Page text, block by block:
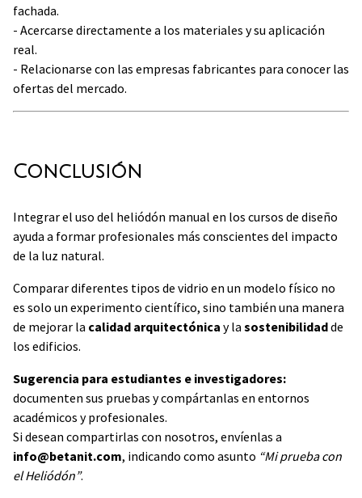
fachada.
- Acercarse directamente a los materiales y su aplicación
real.
- Relacionarse con las empresas fabricantes para conocer las
ofertas del mercado.
Conclusión
Integrar el uso del heliódón manual en los cursos de diseño
ayuda a formar profesionales más conscientes del impacto
de la luz natural.
Comparar diferentes tipos de vidrio en un modelo físico no
es solo un experimento científico, sino también una manera
de mejorar la calidad arquitectónica y la sostenibilidadde
los edificios.
Sugerencia para estudiantes e investigadores:
documenten sus pruebas y compártanlas en entornos
académicos y profesionales.
Si desean compartirlas con nosotros, envíenlas a
info@betanit.com, indicando como asunto “Mi prueba con
el Heliódón”.